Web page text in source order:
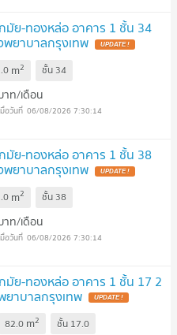
มัย-ทองหล่อ อาคาร 1 ชั้น 34
พยาบาลกรุงเทพ
m2 ชั้น 34
าท/เดือน
06/08/2026 7:30:14
มัย-ทองหล่อ อาคาร 1 ชั้น 38
พยาบาลกรุงเทพ
m2 ชั้น 38
าท/เดือน
06/08/2026 7:30:14
มัย-ทองหล่อ อาคาร 1 ชั้น 17 2
ยาบาลกรุงเทพ
82.0 m2 ชั้น 17.0